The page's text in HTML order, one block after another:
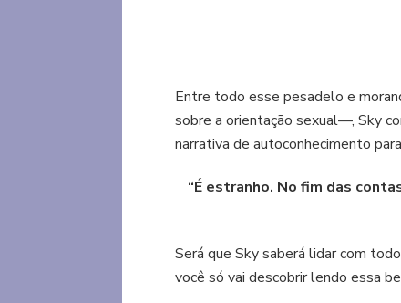
Entre todo esse pesadelo e
sobre a orientação sexual—, Sky
narrativa de autoconhecimento
“É estranho. No fim das
Será que Sky saberá lidar com
você só vai descobrir lendo essa